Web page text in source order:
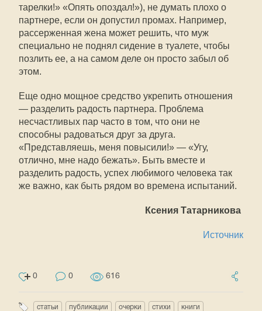
тарелки!» «Опять опоздал!»), не думать плохо о
партнере, если он допустил промах. Например,
рассерженная жена может решить, что муж
специально не поднял сидение в туалете, чтобы
позлить ее, а на самом деле он просто забыл об
этом.
Еще одно мощное средство укрепить отношения
— разделить радость партнера. Проблема
несчастливых пар часто в том, что они не
способны радоваться друг за друга.
«Представляешь, меня повысили!» — «Угу,
отлично, мне надо бежать». Быть вместе и
разделить радость, успех любимого человека так
же важно, как быть рядом во времена испытаний.
Ксения Татарникова
Источник
0 0 616
статьи публикации очерки стихи книги